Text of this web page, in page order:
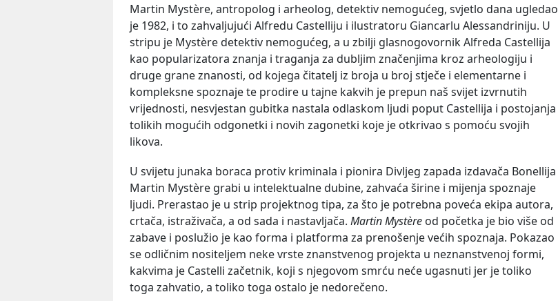
Martin Mystère, antropolog i arheolog, detektiv nemogućeg, svjetlo dana ugledao
je 1982, i to zahvaljujući Alfredu Castelliju i ilustratoru Giancarlu Alessandriniju. U
stripu je Mystère detektiv nemogućeg, a u zbilji glasnogovornik Alfreda Castellija
kao popularizatora znanja i traganja za dubljim značenjima kroz arheologiju i
druge grane znanosti, od kojega čitatelj iz broja u broj stječe i elementarne i
kompleksne spoznaje te prodire u tajne kakvih je prepun naš svijet izvrnutih
vrijednosti, nesvjestan gubitka nastala odlaskom ljudi poput Castellija i postojanja
tolikih mogućih odgonetki i novih zagonetki koje je otkrivao s pomoću svojih
likova.
U svijetu junaka boraca protiv kriminala i pionira Divljeg zapada izdavača Bonellija
Martin Mystère grabi u intelektualne dubine, zahvaća širine i mijenja spoznaje
ljudi. Prerastao je u strip projektnog tipa, za što je potrebna poveća ekipa autora,
crtača, istraživača, a od sada i nastavljača. Martin Mystère od početka je bio više od
zabave i poslužio je kao forma i platforma za prenošenje većih spoznaja. Pokazao
se odličnim nositeljem neke vrste znanstvenog projekta u neznanstvenoj formi,
kakvima je Castelli začetnik, koji s njegovom smrću neće ugasnuti jer je toliko
toga zahvatio, a toliko toga ostalo je nedorečeno.